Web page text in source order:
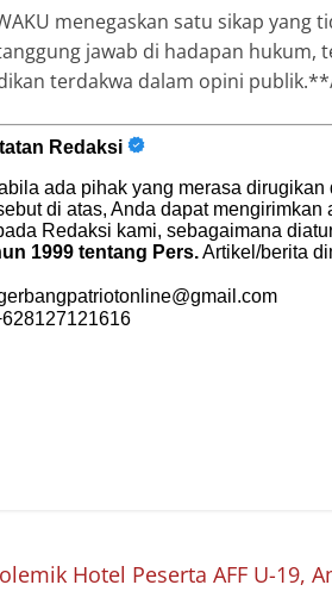
menegaskan satu sikap
jawab di hadapan hukum,
terdakwa dalam opini
Hotel Peserta AFF U-19,